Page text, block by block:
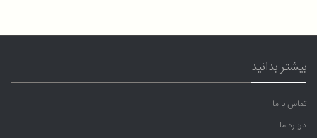
بیشتر بدانید
تماس با ما
درباره ما